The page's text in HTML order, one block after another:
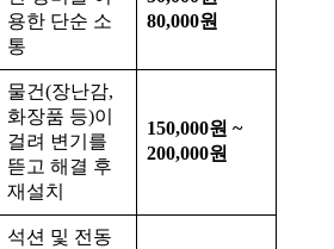
용한 단순 소
통
80,000원
물건(장난감,
화장품 등)이
걸려 변기를
뜯고 해결 후
재설치
150,000원 ~
200,000원
석션 및 전동